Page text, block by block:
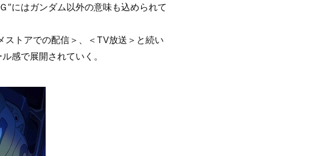
”にはガンダム以外の意味も込められて
ストアでの配信＞、＜TV放送＞と続い
感で展開されていく。